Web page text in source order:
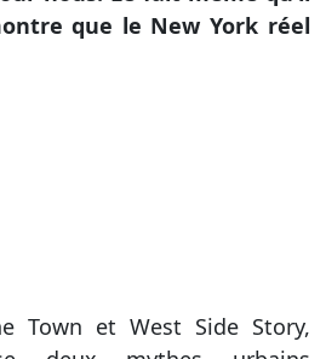
que le New York réel
Town et West Side Story,